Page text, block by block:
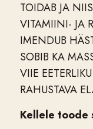
TOIDAB JA
VITAMIINI- JA
IMENDUB
SOBIB KA
VIIE
RAHUSTAVA
Kellele toode